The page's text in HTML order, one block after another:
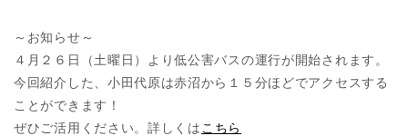
～お知らせ～
４月２６日（土曜日）より低公害バスの運行が開始されます。
今回紹介した、小田代原は赤沼から１５分ほどでアクセスする
ことができます！
ぜひご活用ください。詳しくは こちら